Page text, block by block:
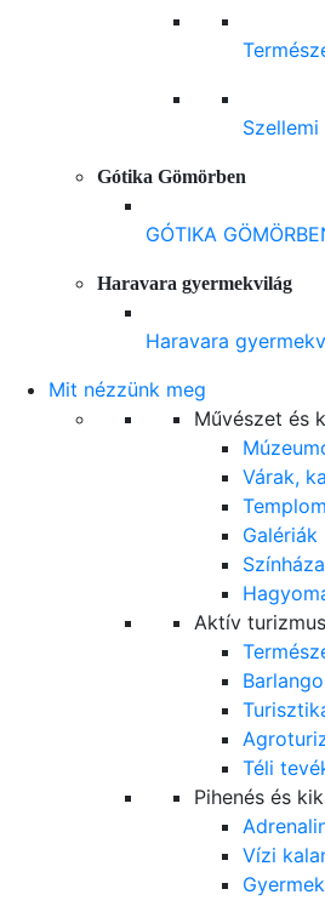
Gótika Gömörben
GÓTIKA
Haravara gyermekvilág
Haravara
Mit nézzünk meg
Művészet és
Várak,
Galériák
Aktív turizmus
Téli
Pihenés és
Vízi